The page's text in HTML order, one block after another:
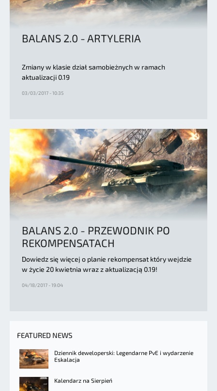
BALANS 2.0 - ARTYLERIA
Zmiany w klasie dział samobieżnych w ramach
aktualizacji 0.19
03/03/2017 - 10:35
BALANS 2.0 - PRZEWODNIK PO
REKOMPENSATACH
Dowiedz się więcej o planie rekompensat który wejdzie
w życie 20 kwietnia wraz z aktualizacją 0.19!
04/18/2017 - 19:04
FEATURED NEWS
Dziennik deweloperski: Legendarne PvE i wydarzenie
Eskalacja
Kalendarz na Sierpień